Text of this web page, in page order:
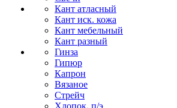
Кант атласный
Кант иск. кожа
Кант мебельный
Кант разный
Гинза
Гипюр
Капрон
Вязаное
Стрейч
Хлопок, п/э